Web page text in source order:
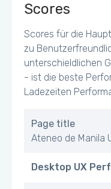
Scores
Scores für die
zu
unterschieldlichen
- ist die beste
Ladezeiten
Page title
Ateneo de Manila
Desktop UX